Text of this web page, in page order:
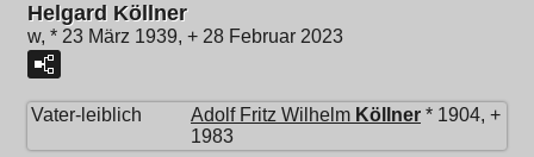
Helgard Köllner
w, * 23 März 1939, + 28 Februar 2023
Vater-leiblich Adolf Fritz Wilhelm Köllner * 1904, +
1983